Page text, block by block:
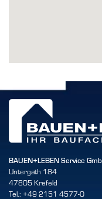
BAUEN+LEBEN Service
Untergath 184
47805 Krefeld
Tel.: +49 2151 4577-0